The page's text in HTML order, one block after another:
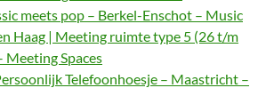
meets pop – Berkel-Enschot – Music
Haag | Meeting ruimte type 5 (26 t/m
Meeting Spaces
Telefoonhoesje – Maastricht –